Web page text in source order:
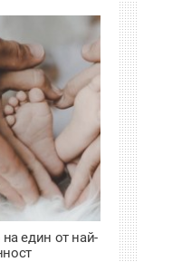
на един от най-